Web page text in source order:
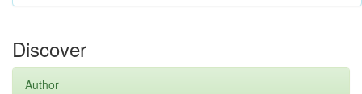
Discover
Author